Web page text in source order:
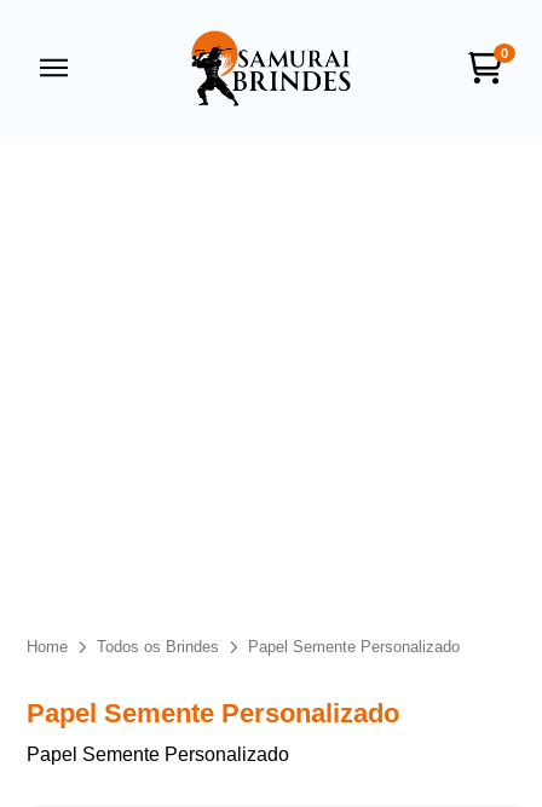
0
Home Todos os Brindes Papel Semente Personalizado
Papel Semente Personalizado
Papel Semente Personalizado
Samurai Brindes
sua privacidade, utilizaremos seus dados apenas para fins
de marketing. Você pode alterar suas preferências a
Iniciar conversa